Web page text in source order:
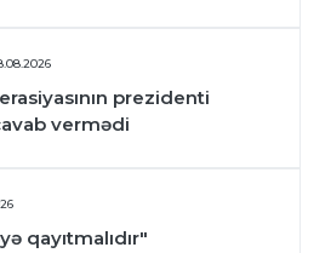
prezidenti
vermədi
qayıtmalıdır"